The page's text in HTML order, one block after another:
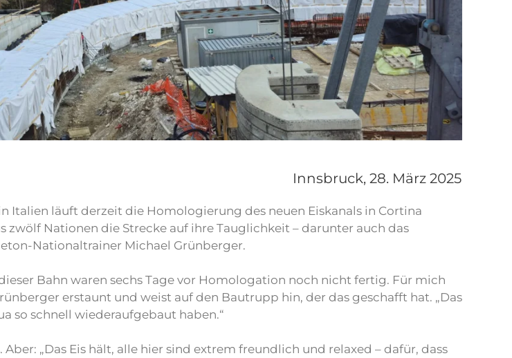
Innsbruck, 28. März 2025
Italien läuft derzeit die Homologierung des neuen Eiskanals in Cortina
zwölf Nationen die Strecke auf ihre Tauglichkeit – darunter auch das
Nationaltrainer Michael Grünberger.
Bahn waren sechs Tage vor Homologation noch nicht fertig. Für mich
erstaunt und weist auf den Bautrupp hin, der das geschafft hat. „Das
so schnell wiederaufgebaut haben.“
„Das Eis hält, alle hier sind extrem freundlich und relaxed – dafür, dass